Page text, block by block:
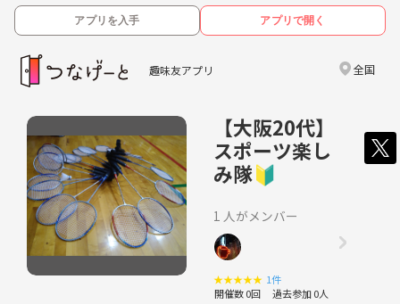
アプリを入手 アプリで開く
趣味友アプリ 全国
【大阪20代】
スポーツ楽し
み隊🔰
1 人がメンバー
★★★★★ 1件
開催数 0回 過去参加 0人